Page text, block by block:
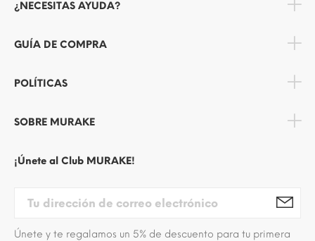
¿NECESITAS AYUDA?
GUÍA DE COMPRA
POLÍTICAS
SOBRE MURAKE
¡Únete al Club MURAKE!
Únete y te regalamos un 5% de descuento para tu primera